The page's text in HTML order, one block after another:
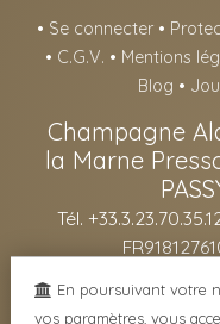
• Se connecter •
• C.G.V. • Mentions
Blog •
Champagne
la Marne
Tél.
- L'abus d'alcool est
modération - La vente
En poursuivant votre
vos paramètres, vous